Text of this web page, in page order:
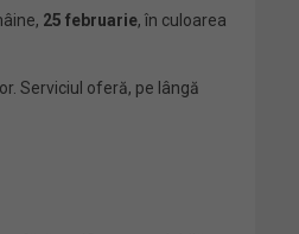
25 februarie, în culoarea
Serviciul oferă, pe lângă